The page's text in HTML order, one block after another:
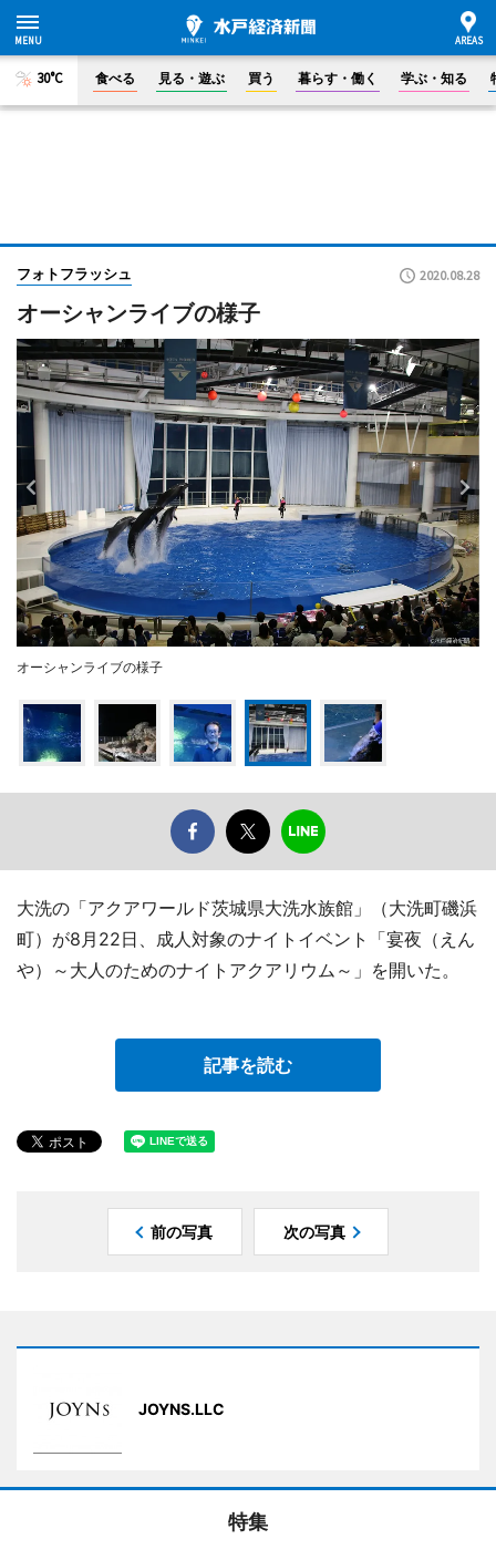
30°C 食べる 見る・遊ぶ 買う 暮らす・働く 学ぶ・知る
フォトフラッシュ 2020.08.28
オーシャンライブの様子
オーシャンライブの様子
大洗の「アクアワールド茨城県大洗水族館」（大洗町磯浜
町）が8月22日、成人対象のナイトイベント「宴夜（えん
や）～大人のためのナイトアクアリウム～」を開いた。
記事を読む
前の写真 次の写真
JOYNS.LLC
特集